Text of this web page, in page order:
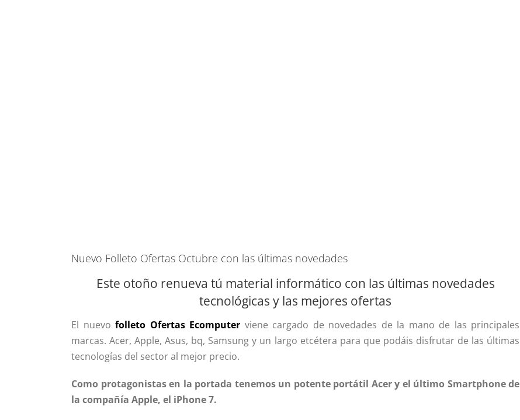
Nuevo Folleto Ofertas Octubre con las últimas novedades
Este otoño renueva tú material informático con las últimas novedades
tecnológicas y las mejores ofertas
El nuevo folleto Ofertas Ecomputer viene cargado de novedades de la mano de las principales
marcas. Acer, Apple, Asus, bq, Samsung y un largo etcétera para que podáis disfrutar de las últimas
tecnologías del sector al mejor precio.
Como protagonistas en la portada tenemos un potente portátil Acer y el último Smartphone de
la compañía Apple, el iPhone 7.